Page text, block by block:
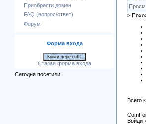
Приобрести домен
FAQ (вопрос/ответ)
Форум
Форма входа
Войти через uID
Старая форма входа
Сегодня посетили:
>
Всего